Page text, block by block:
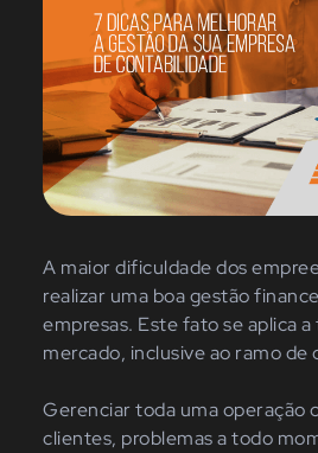
A maior dificuldade dos
realizar uma boa gestão
empresas. Este fato se aplica
mercado, inclusive ao ramo de
Gerenciar toda uma operação
clientes, problemas a todo